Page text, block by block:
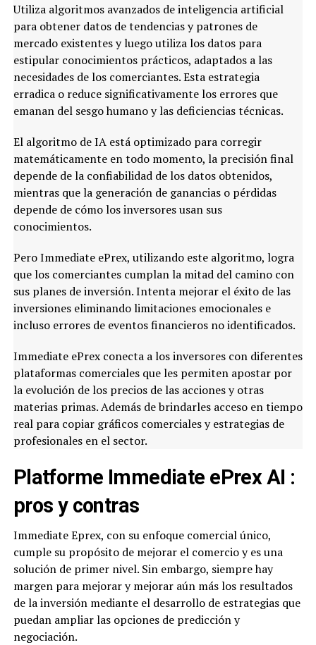
Utiliza algoritmos avanzados de inteligencia artificial
para obtener datos de tendencias y patrones de
mercado existentes y luego utiliza los datos para
estipular conocimientos prácticos, adaptados a las
necesidades de los comerciantes. Esta estrategia
erradica o reduce significativamente los errores que
emanan del sesgo humano y las deficiencias técnicas.
El algoritmo de IA está optimizado para corregir
matemáticamente en todo momento, la precisión final
depende de la confiabilidad de los datos obtenidos,
mientras que la generación de ganancias o pérdidas
depende de cómo los inversores usan sus
conocimientos.
Pero Immediate ePrex, utilizando este algoritmo, logra
que los comerciantes cumplan la mitad del camino con
sus planes de inversión. Intenta mejorar el éxito de las
inversiones eliminando limitaciones emocionales e
incluso errores de eventos financieros no identificados.
Immediate ePrex conecta a los inversores con diferentes
plataformas comerciales que les permiten apostar por
la evolución de los precios de las acciones y otras
materias primas. Además de brindarles acceso en tiempo
real para copiar gráficos comerciales y estrategias de
profesionales en el sector.
Platforme Immediate ePrex AI :
pros y contras
Immediate Eprex, con su enfoque comercial único,
cumple su propósito de mejorar el comercio y es una
solución de primer nivel. Sin embargo, siempre hay
margen para mejorar y mejorar aún más los resultados
de la inversión mediante el desarrollo de estrategias que
puedan ampliar las opciones de predicción y
negociación.